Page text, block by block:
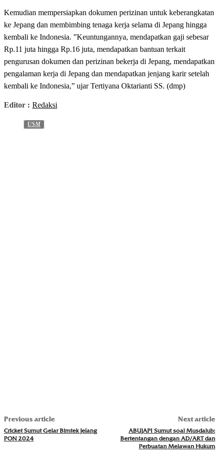
Kemudian mempersiapkan dokumen perizinan untuk keberangkatan
ke Jepang dan membimbing tenaga kerja selama di Jepang hingga
kembali ke Indonesia. ”Keuntungannya, mendapatkan gaji sebesar
Rp.11 juta hingga Rp.16 juta, mendapatkan bantuan terkait
pengurusan dokumen dan perizinan bekerja di Jepang, mendapatkan
pengalaman kerja di Jepang dan mendapatkan jenjang karir setelah
kembali ke Indonesia,” ujar Tertiyana Oktarianti SS. (dmp)
Editor : Redaksi
USM
Previous article
Cricket Sumut Gelar Bimtek Jelang
PON 2024
Next article
ABUJAPI Sumut soal Musdalub:
Bertentangan dengan AD/ART dan
Perbuatan Melawan Hukum